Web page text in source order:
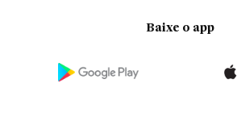
Baixe o app